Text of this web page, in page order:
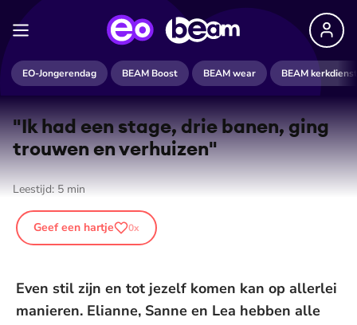
EO-Jongerendag BEAM Boost BEAM wear BEAM kerkdienst
"Ik had een stage, drie banen, ging
trouwen en verhuizen"
Leestijd:5min
Geef een hartje 0x
Even stil zijn en tot jezelf komen kan op allerlei
manieren. Elianne, Sanne en Lea hebben alle